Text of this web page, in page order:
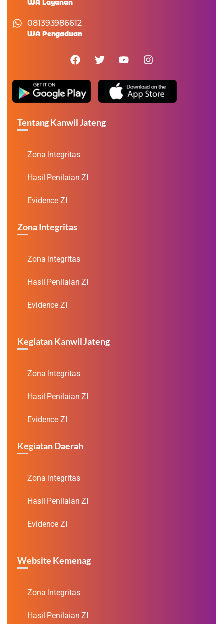
WA Layanan
081393986612
WA Pengaduan
Tentang Kanwil Jateng
Zona Integritas
Hasil Penilaian ZI
Evidence ZI
Zona Integritas
Zona Integritas
Hasil Penilaian ZI
Evidence ZI
Kegiatan Kanwil Jateng
Zona Integritas
Hasil Penilaian ZI
Evidence ZI
Kegiatan Daerah
Zona Integritas
Hasil Penilaian ZI
Evidence ZI
Website Kemenag
Zona Integritas
Hasil Penilaian ZI